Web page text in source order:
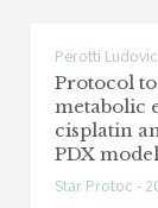
Exploiting
resistance
Ente
la Ricerca
Perotti
Protocol
metabolic
cisplatin
PDX
Star Protoc -